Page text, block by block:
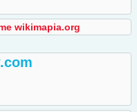
wikimapia.org